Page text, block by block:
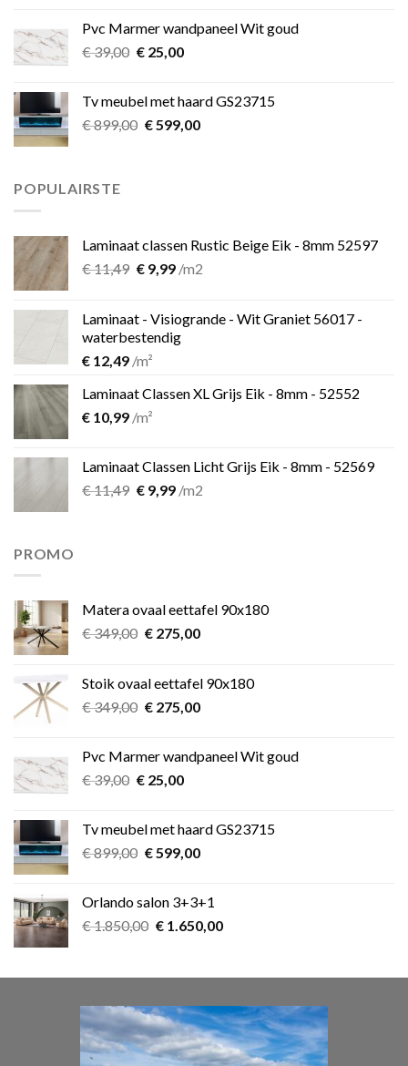
€ 349,00.€ 275,00.
Pvc Marmer wandpaneel Wit goud
€39,00 Oorspronkelijke
€ 39,00.
€25,00Huidige
€ 25,00.
Tv meubel met haard GS23715
€899,00 Oorspronkelijke
€599,00Huidige
POPULAIRSTE
Laminaat classen Rustic Beige Eik - 8mm 52597
€11,49 Oorspronkelijke
€ 11,49.
€9,99Huidige
€ 9,99.
/m2
Laminaat - Visiogrande - Wit Graniet 56017 -
waterbestendig
€ 12,49 /m²
Laminaat Classen XL Grijs Eik - 8mm - 52552
€ 10,99 /m²
Laminaat Classen Licht Grijs Eik - 8mm - 52569
€11,49 Oorspronkelijke
€9,99Huidige
/m2
PROMO
Matera ovaal eettafel 90x180
€349,00 Oorspronkelijke
€ 349,00.
€275,00Huidige
€ 275,00.
Stoik ovaal eettafel 90x180
€349,00 Oorspronkelijke
€ 349,00.
€275,00Huidige
€ 275,00.
Pvc Marmer wandpaneel Wit goud
€39,00 Oorspronkelijke
€ 39,00.
€25,00Huidige
€ 25,00.
Tv meubel met haard GS23715
€899,00 Oorspronkelijke
€ 899,00.
€599,00Huidige
€ 599,00.
Orlando salon 3+3+1
€1.850,00 Oorspronkelijke
€ 1.850,00.
€1.650,00Huidige
€ 1.650,00.